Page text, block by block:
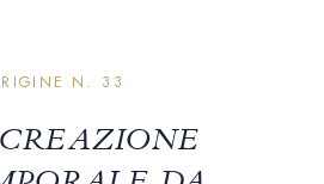
N. 33